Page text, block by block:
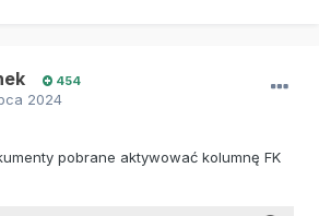
454
2024
pobrane aktywować kolumnę FK